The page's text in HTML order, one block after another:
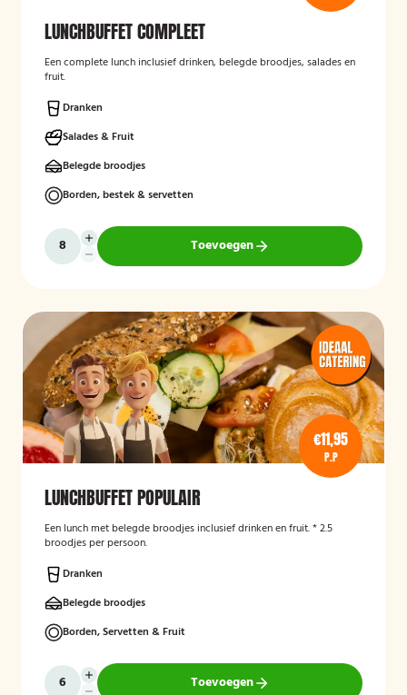
LUNCHBUFFET COMPLEET
Een complete lunch inclusief drinken, belegde broodjes, salades en
fruit.
Dranken
Salades & Fruit
Belegde broodjes
Borden, bestek & servetten
Toevoegen
€11,95
P.P
LUNCHBUFFET POPULAIR
Een lunch met belegde broodjes inclusief drinken en fruit. * 2.5
broodjes per persoon.
Dranken
Belegde broodjes
Borden, Servetten & Fruit
Toevoegen